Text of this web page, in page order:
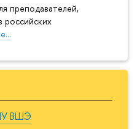
преподавателей,
российских
ВШЭ